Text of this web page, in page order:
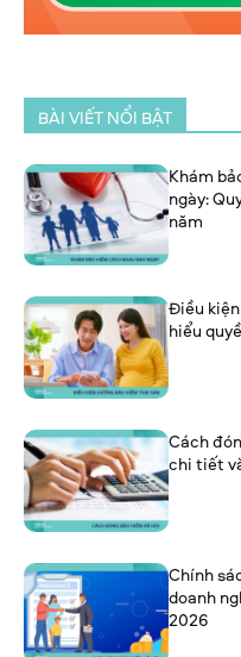
BÀI VIẾT NỔI BẬT
Khám
ngày:
năm
Điều
hiểu
Cách
chi tiết
Chính
doanh
2026